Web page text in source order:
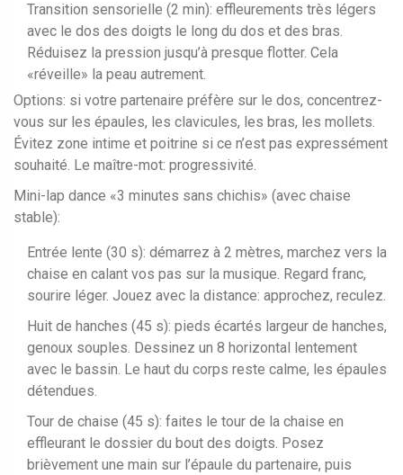
Transition sensorielle (2 min): effleurements très légers
avec le dos des doigts le long du dos et des bras.
Réduisez la pression jusqu’à presque flotter. Cela
«réveille» la peau autrement.
Options: si votre partenaire préfère sur le dos, concentrez-
vous sur les épaules, les clavicules, les bras, les mollets.
Évitez zone intime et poitrine si ce n’est pas expressément
souhaité. Le maître-mot: progressivité.
Mini-lap dance «3 minutes sans chichis» (avec chaise
stable):
Entrée lente (30 s): démarrez à 2 mètres, marchez vers la
chaise en calant vos pas sur la musique. Regard franc,
sourire léger. Jouez avec la distance: approchez, reculez.
Huit de hanches (45 s): pieds écartés largeur de hanches,
genoux souples. Dessinez un 8 horizontal lentement
avec le bassin. Le haut du corps reste calme, les épaules
détendues.
Tour de chaise (45 s): faites le tour de la chaise en
effleurant le dossier du bout des doigts. Posez
brièvement une main sur l’épaule du partenaire, puis